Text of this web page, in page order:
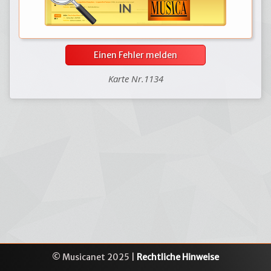
Einen Fehler melden
Karte Nr.1134
© Musicanet 2025 | Rechtliche Hinweise